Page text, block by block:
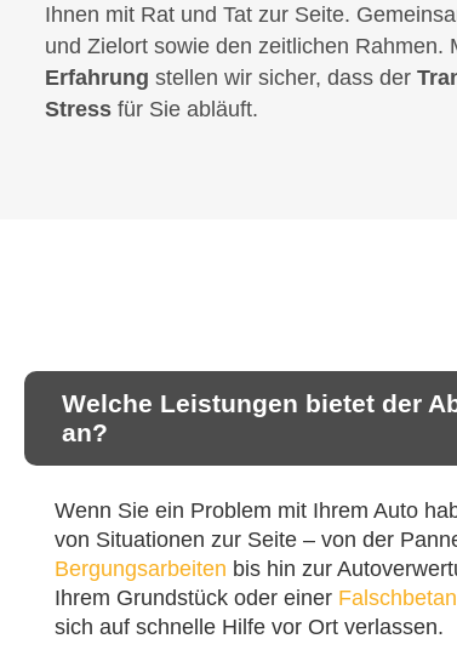
Ihnen mit Rat und Tat zur Seite.
und Zielort sowie den zeitlichen Rahmen.
Erfahrung stellen wir sicher, dass der
Stressfür Sie abläuft.
Welche Leistungen bietet der
an?
Wenn Sie ein Problem mit Ihrem Auto
von Situationen zur Seite – von der
Bergungsarbeiten bis hin zur
Ihrem Grundstück oder einer
sich auf schnelle Hilfe vor Ort verlassen.